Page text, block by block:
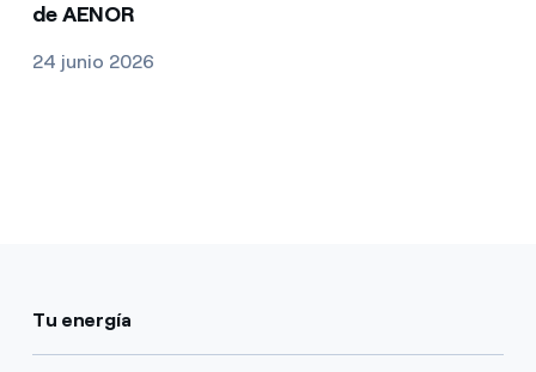
de AENOR
24 junio 2026
Tu energía